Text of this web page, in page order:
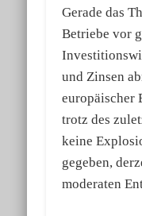
Gerade das
Betriebe vor
und Zinsen
europäischer
trotz des
keine
gegeben,
moderaten